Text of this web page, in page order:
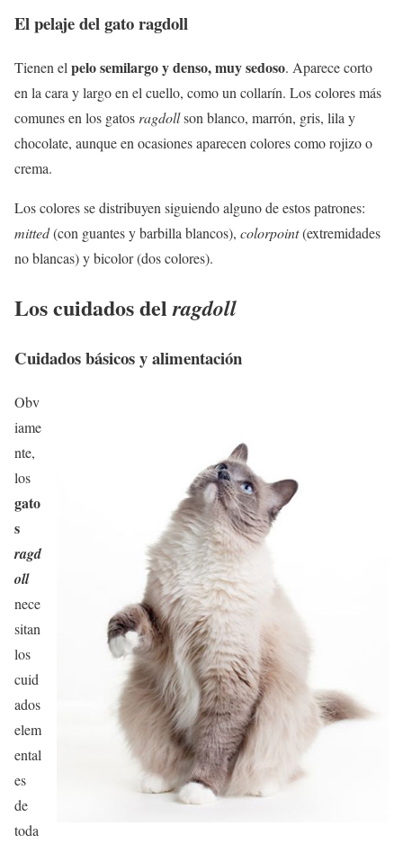
El pelaje del gato ragdoll
Tienen el pelo semilargo y denso, muy sedoso. Aparece corto
en la cara y largo en el cuello, como un collarín. Los colores más
comunes en los gatos ragdollson blanco, marrón, gris, lila y
chocolate, aunque en ocasiones aparecen colores como rojizo o
crema.
Los colores se distribuyen siguiendo alguno de estos patrones:
mitted(con guantes y barbilla blancos), colorpoint(extremidades
no blancas) y bicolor (dos colores).
Los cuidados delragdoll
Cuidados básicos y alimentación
Obv
iame
nte,
los
gato
s
ragd
oll
nece
sitan
los
cuid
ados
elem
ental
es
de
toda